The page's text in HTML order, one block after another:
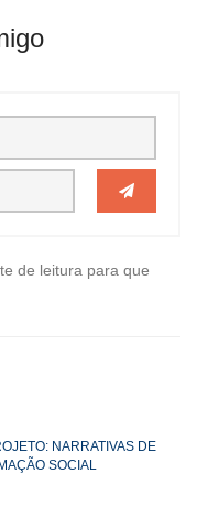
de leitura para que
NARRATIVAS DE
SOCIAL